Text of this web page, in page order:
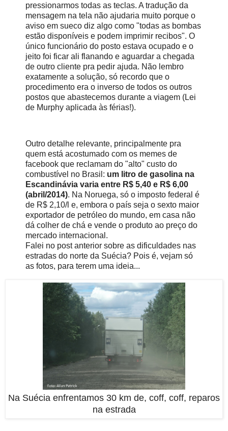
pressionarmos todas as teclas. A tradução da
mensagem na tela não ajudaria muito porque o
aviso em sueco diz algo como "todas as bombas
estão disponíveis e podem imprimir recibos". O
único funcionário do posto estava ocupado e o
jeito foi ficar ali flanando e aguardar a chegada
de outro cliente pra pedir ajuda. Não lembro
exatamente a solução, só recordo que o
procedimento era o inverso de todos os outros
postos que abastecemos durante a viagem (Lei
de Murphy aplicada às férias!).
Outro detalhe relevante, principalmente pra
quem está acostumado com os memes de
facebook que reclamam do "alto" custo do
combustível no Brasil: um litro de gasolina na
Escandinávia varia entre R$ 5,40 e R$ 6,00
(abril/2014). Na Noruega, só o imposto federal é
de R$ 2,10/l e, embora o país seja o sexto maior
exportador de petróleo do mundo, em casa não
dá colher de chá e vende o produto ao preço do
mercado internacional.
Falei no post anterior sobre as dificuldades nas
estradas do norte da Suécia? Pois é, vejam só
as fotos, para terem uma ideia...
Na Suécia enfrentamos 30 km de, coff, coff, reparos
na estrada